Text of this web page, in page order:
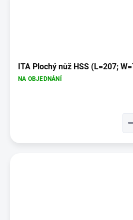
ITA Plochý nůž HSS (L=207;
NA OBJEDNÁNÍ
−